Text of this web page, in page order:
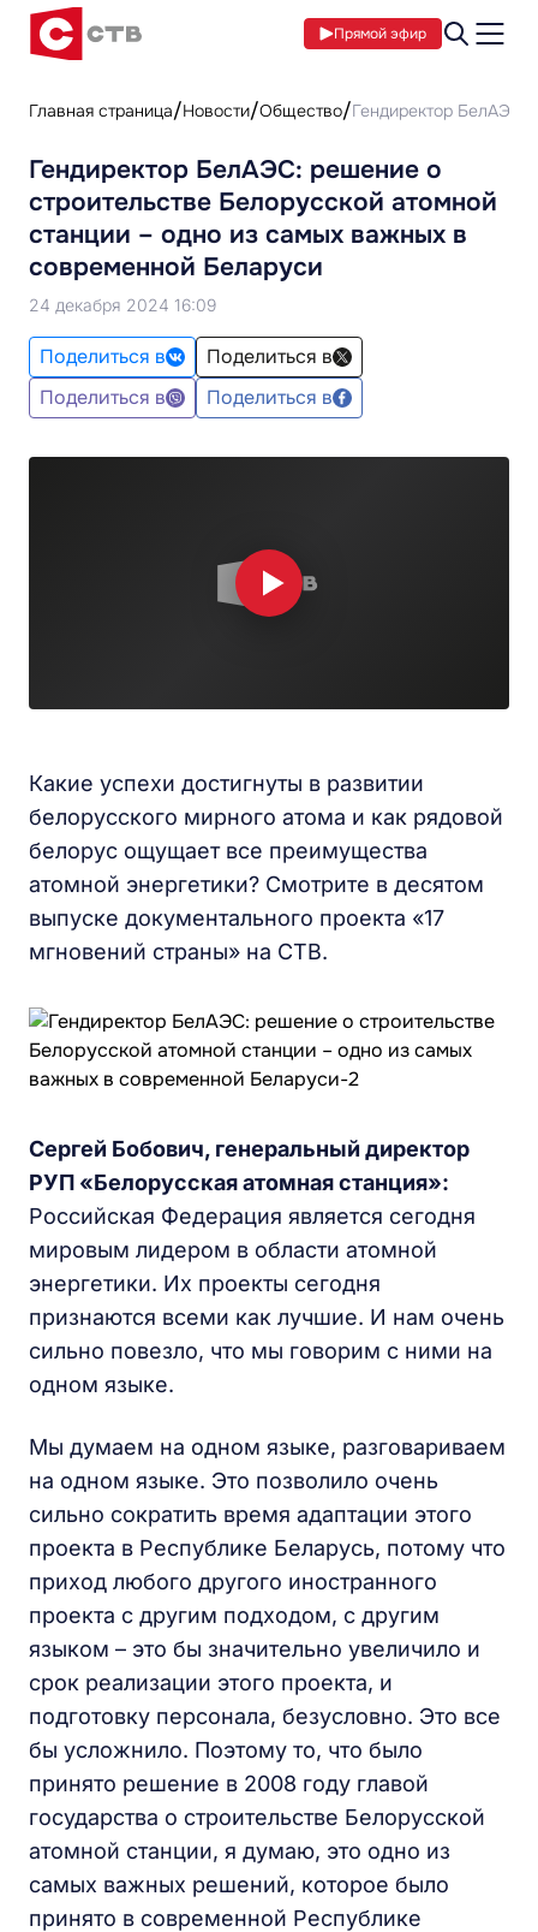
Прямой эфир
Главная страница Новости Общество Гендиректор БелАЭС:
Гендиректор БелАЭС: решение о
строительстве Белорусской атомной
станции – одно из самых важных в
современной Беларуси
24 декабря 2024 16:09
Поделиться в
Поделиться в
Поделиться в
Поделиться в
Какие успехи достигнуты в развитии
белорусского мирного атома и как рядовой
белорус ощущает все преимущества
атомной энергетики? Смотрите в десятом
выпуске документального проекта «17
мгновений страны» на СТВ.
Сергей Бобович, генеральный директор
РУП «Белорусская атомная станция»:
Российская Федерация является сегодня
мировым лидером в области атомной
энергетики. Их проекты сегодня
признаются всеми как лучшие. И нам очень
сильно повезло, что мы говорим с ними на
одном языке.
Мы думаем на одном языке, разговариваем
на одном языке. Это позволило очень
сильно сократить время адаптации этого
проекта в Республике Беларусь, потому что
приход любого другого иностранного
проекта с другим подходом, с другим
языком – это бы значительно увеличило и
срок реализации этого проекта, и
подготовку персонала, безусловно. Это все
бы усложнило. Поэтому то, что было
принято решение в 2008 году главой
государства о строительстве Белорусской
атомной станции, я думаю, это одно из
самых важных решений, которое было
принято в современной Республике